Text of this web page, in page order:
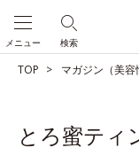
検索
メニュー
TOP マガジン（美容
とろ蜜ティ